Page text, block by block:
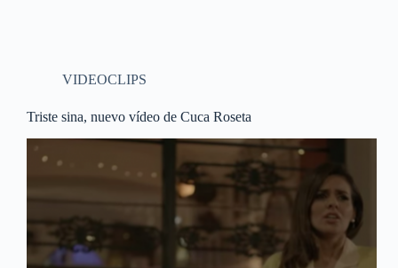
VIDEOCLIPS
Triste sina, nuevo vídeo de Cuca Roseta